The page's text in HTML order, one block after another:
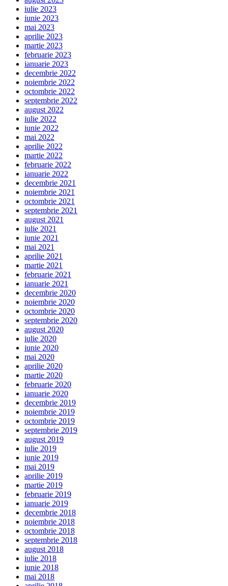
iulie 2023
iunie 2023
mai 2023
aprilie 2023
martie 2023
februarie 2023
ianuarie 2023
decembrie 2022
noiembrie 2022
octombrie 2022
septembrie 2022
august 2022
iulie 2022
iunie 2022
mai 2022
aprilie 2022
martie 2022
februarie 2022
ianuarie 2022
decembrie 2021
noiembrie 2021
octombrie 2021
septembrie 2021
august 2021
iulie 2021
iunie 2021
mai 2021
aprilie 2021
martie 2021
februarie 2021
ianuarie 2021
decembrie 2020
noiembrie 2020
octombrie 2020
septembrie 2020
august 2020
iulie 2020
iunie 2020
mai 2020
aprilie 2020
martie 2020
februarie 2020
ianuarie 2020
decembrie 2019
noiembrie 2019
octombrie 2019
septembrie 2019
august 2019
iulie 2019
iunie 2019
mai 2019
aprilie 2019
martie 2019
februarie 2019
ianuarie 2019
decembrie 2018
noiembrie 2018
octombrie 2018
septembrie 2018
august 2018
iulie 2018
iunie 2018
mai 2018